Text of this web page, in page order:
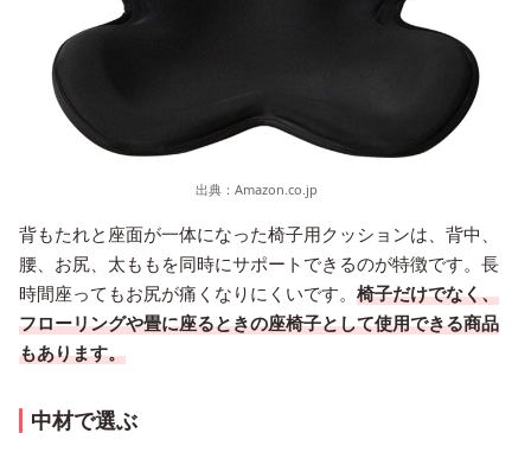
出典： Amazon.co.jp
背もたれと座面が一体になった椅子用クッションは、背中、
腰、お尻、太ももを同時にサポートできるのが特徴です。長
時間座ってもお尻が痛くなりにくいです。 椅子だけでなく、
フローリングや畳に座るときの座椅子として使用できる商品
もあります。
中材で選ぶ